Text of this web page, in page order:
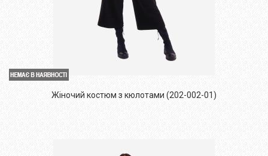
Жіночий костюм з кюлотами (202-002-01)